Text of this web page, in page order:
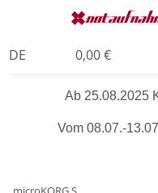
DE 0,00 €
Ab 25.08.2025
Vom 08.07.-